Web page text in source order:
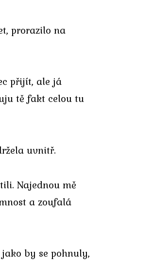
prorazilo na
přijít, ale já
tě fakt celou tu
uvnitř.
Najednou mě
a zoufalá
by se pohnuly,